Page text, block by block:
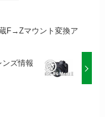
F→Zマウント変換ア
ズ情報